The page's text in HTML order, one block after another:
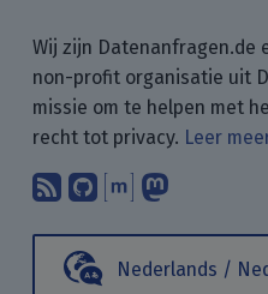
Wij zijn Datenanfragen.de
non-profit organisatie uit
missie om te helpen met
recht tot privacy. Leer
Abonneer op
Vind ons op
Praat met
Nederlands /